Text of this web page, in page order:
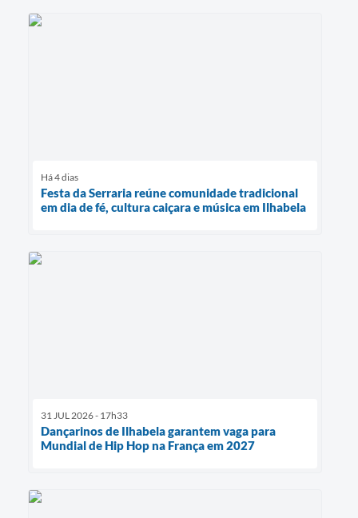
Há 4 dias
Festa da Serraria reúne comunidade tradicional
em dia de fé, cultura caiçara e música em Ilhabela
31 JUL 2026 - 17h33
Dançarinos de Ilhabela garantem vaga para
Mundial de Hip Hop na França em 2027